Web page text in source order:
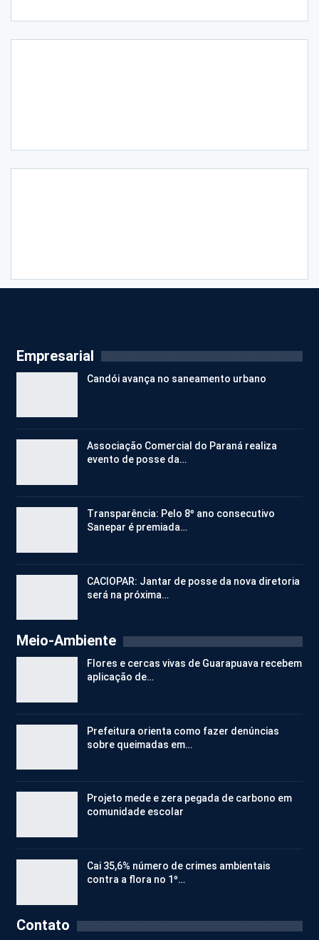
Empresarial
Candói avança no saneamento urbano
Associação Comercial do Paraná realiza
evento de posse da…
Transparência: Pelo 8º ano consecutivo
Sanepar é premiada…
CACIOPAR: Jantar de posse da nova diretoria
será na próxima…
Meio-Ambiente
Flores e cercas vivas de Guarapuava recebem
aplicação de…
Prefeitura orienta como fazer denúncias
sobre queimadas em…
Projeto mede e zera pegada de carbono em
comunidade escolar
Cai 35,6% número de crimes ambientais
contra a flora no 1º…
Contato